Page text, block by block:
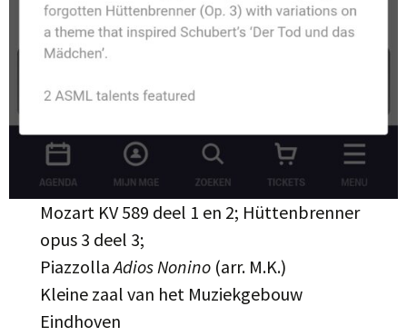
Mozart KV 589 deel 1 en 2; Hüttenbrenner
opus 3 deel 3;
PiazzollaAdios Nonino (arr. M.K.)
Kleine zaal van het Muziekgebouw
Eindhoven